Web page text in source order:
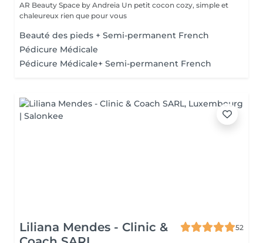
AR Beauty Space by Andreia Un petit cocon cozy, simple et
chaleureux rien que pour vous
Beauté des pieds + Semi-permanent French
Pédicure Médicale
Pédicure Médicale+ Semi-permanent French
Liliana Mendes - Clinic &
52